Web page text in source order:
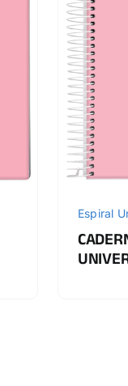
Espiral